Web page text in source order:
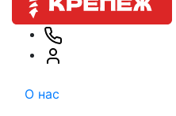
О нас